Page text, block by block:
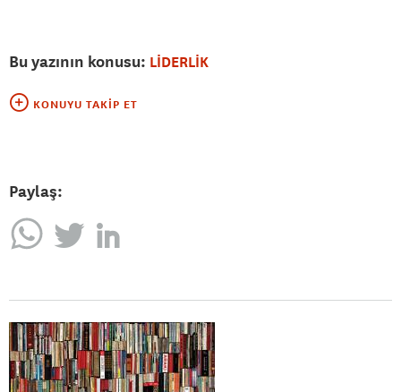
Bu yazının konusu: LİDERLİK
KONUYU TAKIP ET
Paylaş: